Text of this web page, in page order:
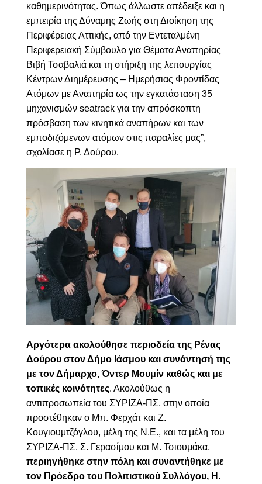
καθημερινότητας. Όπως άλλωστε απέδειξε και η
εμπειρία της Δύναμης Ζωής στη Διοίκηση της
Περιφέρειας Αττικής, από την Εντεταλμένη
Περιφερειακή Σύμβουλο για Θέματα Αναπηρίας
Βιβή Τσαβαλιά και τη στήριξη της λειτουργίας
Κέντρων Διημέρευσης – Ημερήσιας Φροντίδας
Ατόμων με Αναπηρία ως την εγκατάσταση 35
μηχανισμών seatrack για την απρόσκοπτη
πρόσβαση των κινητικά αναπήρων και των
εμποδιζόμενων ατόμων στις παραλίες μας”,
σχολίασε η Ρ. Δούρου.
Αργότερα ακολούθησε περιοδεία της Ρένας
Δούρου στον Δήμο Ιάσμου και συνάντησή της
με τον Δήμαρχο, Όντερ Μουμίν καθώς και με
τοπικές κοινότητες. Ακολούθως η
αντιπροσωπεία του ΣΥΡΙΖΑ-ΠΣ, στην οποία
προστέθηκαν ο Μπ. Φερχάτ και Ζ.
Κουγιουμτζόγλου, μέλη της Ν.Ε., και τα μέλη του
ΣΥΡΙΖΑ-ΠΣ, Σ. Γερασίμου και Μ. Τσιουμάκα,
περιηγήθηκε στην πόλη και συναντήθηκε με
τον Πρόεδρο του Πολιτιστικού Συλλόγου, Η.